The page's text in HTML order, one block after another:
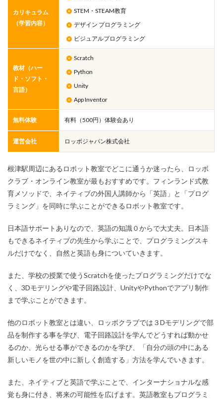
カリキュラム
（学習内容）
STEM・STEAM教育
デザイン プログラミング
ビジュアルプログラミング
教材（ハー
ド・ソフト・
言語）
Scratch
Python
Unity
App Inventor
無料体験 有料（500円）体験会あり
運営会社 ロッボジャパン株式会社
根津駅周辺にあるロボット教室でどこに通うか迷ったら、ロッボ
クラブ・オンライン教室が最もおすすめです。フィンランド式教
育メソッドで、ネイティブの外国人講師から「英語」と「プログ
ラミング」を同時に学ぶことができるロボット教室です。
日本語サポートありなので、英語の知識０からで大丈夫。日本語
もできるネイティブの先生から学ぶことで、プログラミングスキ
ルだけでなく、自然と英語も身についていきます。
また、学校の授業で使うScratchを使ったプログラミングだけでな
く、3Dモデリングや電子回路設計、UnityやPythonでアプリ制作
まで学ぶことができます。
他のロボット教室とは違い、ロッボクラブでは３Dモデリングで部
品を制作する事を学び、電子回路設計を学んでどうすれば動かせ
るのか、光らせる事ができるのかを学び、「自分の頭の中にある
新しいモノを世の中に新しく創造する」方法を学んでいきます。
また、ネイティブと英語で学ぶことで、インターナショナルな感
覚も身に付き、将来の可能性を広げます。英語教室もプログラミ